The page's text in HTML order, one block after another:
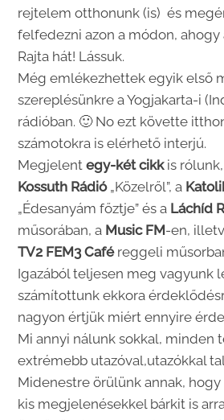
rejtelem otthonunk (is) és
felfedezni azon a módon,
Rajta hát! Lássuk.
Még emlékezhettek egyik első
szereplésünkre a Yogjakarta-i
rádióban. 🙂 No ezt követte
számotokra is elérhető interjú.
Megjelentegy-két cikkis
Kossuth Rádió„Közelről”, a
„Édesanyám főztje” és a Láchíd
műsorában, a Music FM-en,
TV2 FEM3 Caféreggeli
Igazából teljesen meg vagyunk
számítottunk ekkora
nagyon értjük miért ennyire
Mi annyi nálunk sokkal, minden
extrémebb utazóval,utazókkal
Midenestre örülünk annak, hogy
kis megjelenésekkel bárkit is